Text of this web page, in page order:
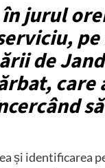
în jurul
de
și identificarea